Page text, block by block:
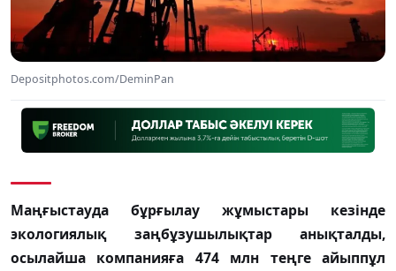
Depositphotos.com/DeminPan
Маңғыстауда бұрғылау жұмыстары кезінде
экологиялық заңбұзушылықтар анықталды,
осылайша компанияға 474 млн теңге айыппұл